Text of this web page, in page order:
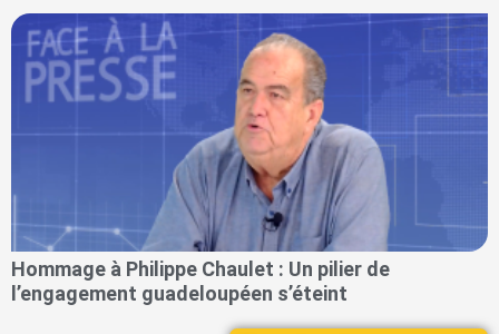
Hommage à Philippe Chaulet : Un pilier de
l’engagement guadeloupéen s’éteint